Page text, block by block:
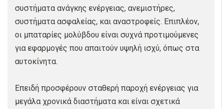
συστήματα ανάγκης ενέργειας, ανεμιστήρες,
συστήματα ασφαλείας, και αναστροφείς. Επιπλέον,
οι μπαταρίες μολύβδου είναι συχνά προτιμούμενες
για εφαρμογές που απαιτούν υψηλή ισχύ, όπως στα
αυτοκίνητα.
Επειδή προσφέρουν σταθερή παροχή ενέργειας για
μεγάλα χρονικά διαστήματα και είναι σχετικά